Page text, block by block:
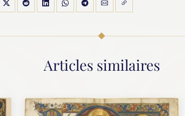
Articles similaires